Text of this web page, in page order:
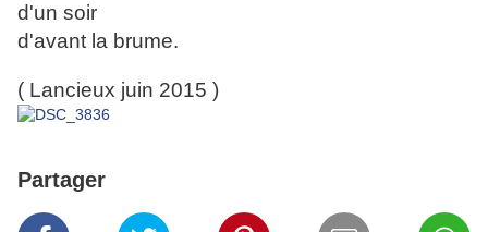
d'un soir
d'avant la brume.
( Lancieux juin 2015 )
Partager